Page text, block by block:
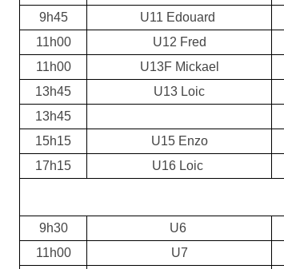
9h45
U11 Edouard
11h00
U12 Fred
11h00
U13F Mickael
13h45
U13 Loic
13h45
15h15
U15 Enzo
17h15
U16 Loic
9h30 U6
11h00
U7